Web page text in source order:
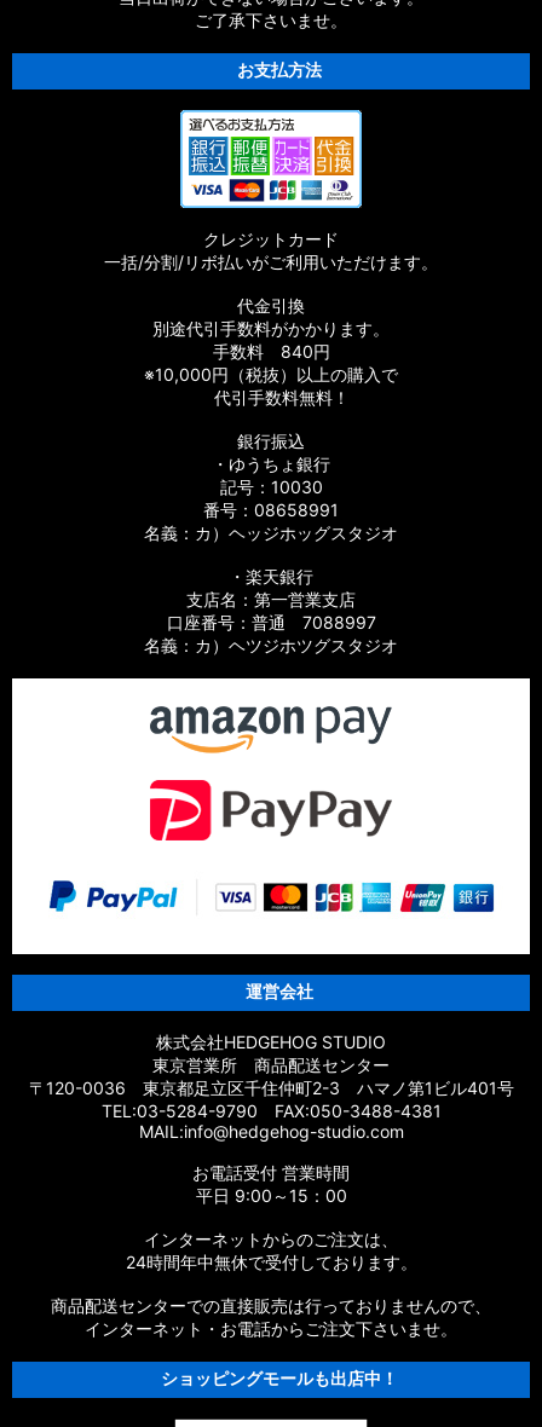
【シマノ】15-16ストラディック［STRADIC］対応 カスタムパ
【シマノ】17サステイン［SUSTAIN］対応 カスタムパーツ
【シマノ】11バイオマスター［BIOMASTER］対応 カスタムパ
【シマノ】08バイオマスター［BIOMASTER］対応 カスタムパ
【シマノ】06バイオマスターMg［BIOMASTER Mg］対応 カ
【シマノ】13-16バイオマスターSW［BIOMASTER SW］対応
【シマノ】10バイオマスターSW［BIOMASTER SW］対応 カ
【シマノ】19スフェロスSW［SPHEROS SW］対応 カスタム
【シマノ】21スフェロスSW［SPHEROS SW］対応 カスタム
【シマノ】14スフェロスSW［SPHEROS SW］対応 カスタム
【シマノ】21エクスセンス［EXSENCE］対応 カスタムパーツ
【シマノ】20エクスセンスBB［EXSENCE BB］対応 カスタム
パーツ
【シマノ】18エクスセンスCI4+［EXSENCE CI4+］対応 カス
タムパーツ
【シマノ】17エクスセンス［EXSENCE］対応 カスタムパーツ
【シマノ】16エクスセンスLB［EXSENCE LB］対応 カスタム
【シマノ】14エクスセンスBB［EXSENCE BB］対応 カスタム
【シマノ】13エクスセンスLB［EXSENCE LB］対応 カスタム
【シマノ】12エクスセンスCI4+［EXSENCE CI4+］対応 カス
タムパーツ
ご了承下さいませ。
お支払方法
クレジットカード
一括/分割/リボ払いがご利用いただけます。
代金引換
別途代引手数料がかかります。
手数料 840円
※10,000円（税抜）以上の購入で
代引手数料無料！
銀行振込
・ゆうちょ銀行
記号：10030
番号：08658991
名義：カ）ヘッジホッグスタジオ
・楽天銀行
支店名：第一営業支店
口座番号：普通 7088997
名義：カ）ヘツジホツグスタジオ
運営会社
株式会社HEDGEHOG STUDIO
東京営業所 商品配送センター
〒120-0036 東京都足立区千住仲町2-3 ハマノ第1ビル401号
TEL:03-5284-9790 FAX:050-3488-4381
MAIL:info@hedgehog-studio.com
お電話受付 営業時間
平日 9:00～15：00
インターネットからのご注文は、
24時間年中無休で受付しております。
商品配送センターでの直接販売は行っておりませんので、
インターネット・お電話からご注文下さいませ。
ショッピングモールも出店中！